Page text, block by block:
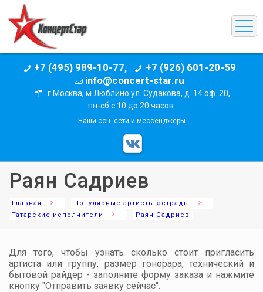
+7 (495) 989-10-77,
+7 (926) 601-20-59
info@concert-star.ru
г.Москва, м.Люблино ул. Судакова, д. 14 оф. 20,
пн-сб с 10 до 20 часов.
Наши соц. сети и мессенджеры
Раян Садриев
Главная
Популярные артисты эстрады
Татарские исполнители
Раян Садриев
Для того, чтобы узнать сколько стоит пригласить
артиста или группу: размер гонорара, технический и
бытовой райдер - заполните форму заказа и нажмите
кнопку "Отправить заявку сейчас".